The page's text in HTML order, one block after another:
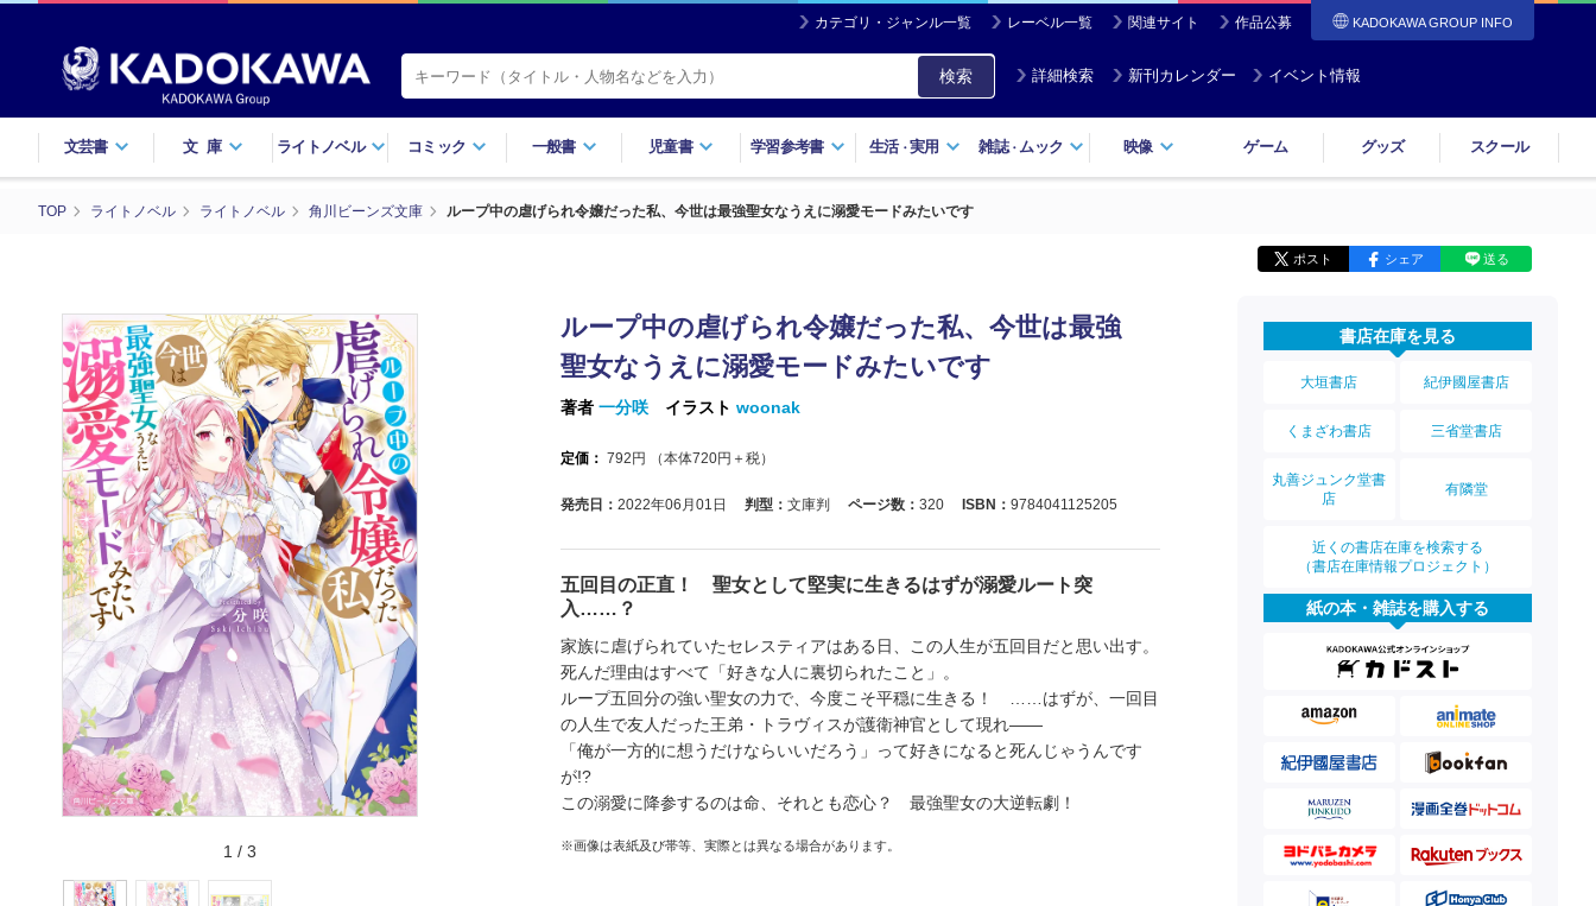
カテゴリ・ジャンル一覧 レーベル一覧 関連サイト 作品公募 KADOKAWA GROUP INFO
検索 詳細検索 新刊カレンダー イベント情報
文芸書 文庫 ライトノベル コミック 一般書 児童書 学習参考書 生活・実用 雑誌・ ムック 映像 ゲーム グッズ スクール
TOP ライトノベル ライトノベル 角川ビーンズ文庫 ループ中の虐げられ令嬢だった私、今世は最強聖女なうえに溺愛モードみたいです
ポスト シェア 送る
1 / 3
ループ中の虐げられ令嬢だった私、今世は最強
聖女なうえに溺愛モードみたいです
著者 一分咲 イラスト woonak
定価： 792 円 （本体720円＋税）
発売日： 2022年06月01日 判型： 文庫判 ページ数： 320 ISBN： 9784041125205
五回目の正直！ 聖女として堅実に生きるはずが溺愛ルート突
入……？
家族に虐げられていたセレスティアはある日、この人生が五回目だと思い出す。
死んだ理由はすべて「好きな人に裏切られたこと」。
ループ五回分の強い聖女の力で、今度こそ平穏に生きる！ ……はずが、一回目
の人生で友人だった王弟・トラヴィスが護衛神官として現れ――
「俺が一方的に想うだけならいいだろう」って好きになると死んじゃうんです
が!?
この溺愛に降参するのは命、それとも恋心？ 最強聖女の大逆転劇！
※画像は表紙及び帯等、実際とは異なる場合があります。
書店在庫を見る
大垣書店 紀伊國屋書店
くまざわ書店 三省堂書店
丸善ジュンク堂書
店
有隣堂
近くの書店在庫を検索する
（書店在庫情報プロジェクト）
紙の本・雑誌を購入する